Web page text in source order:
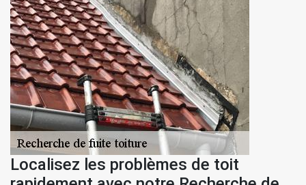
Localisez les problèmes de toit